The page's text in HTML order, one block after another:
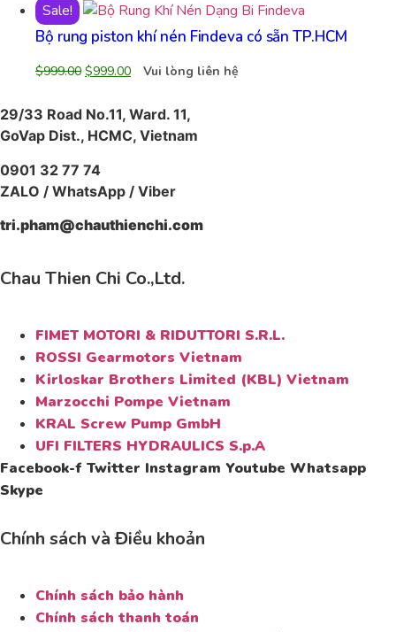
Sale!
Bộ rung piston khí nén Findeva có sẵn TP.HCM
$999.00 $999.00 Vui lòng liên hệ
29/33 Road No.11, Ward. 11,
GoVap Dist., HCMC, Vietnam
0901 32 77 74
ZALO / WhatsApp / Viber
tri.pham@chauthienchi.com
Chau Thien Chi Co.,Ltd.
FIMET MOTORI & RIDUTTORI S.R.L.
ROSSI Gearmotors Vietnam
Kirloskar Brothers Limited (KBL) Vietnam
Marzocchi Pompe Vietnam
KRAL Screw Pump GmbH
UFI FILTERS HYDRAULICS S.p.A
Facebook-f Twitter Instagram Youtube Whatsapp
Skype
Chính sách và Điều khoản
Chính sách bảo hành
Chính sách thanh toán